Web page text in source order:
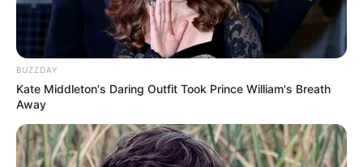
BUZZDAY
Kate Middleton's Daring Outfit Took Prince William's Breath
Away